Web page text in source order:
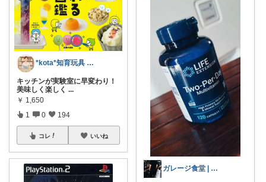
*kota*知育玩具 絵本キッズ ベビー
キッチンが実験室に早変わり！
美味しく楽しく ...
￥ 1,650
1 0 194
コレ いいね
ガレージ食堂 | 開業準備中